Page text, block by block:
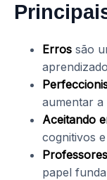
Erros são
aumentar a
Aceitando
cognitivos
papel